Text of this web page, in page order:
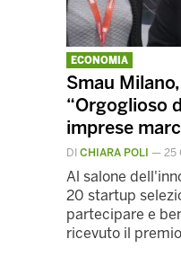
ECONOMIA
Smau
“Orgoglioso
imprese
DI CHIARA POLI — 25
Al salone
20 startup
partecipare e
ricevuto il